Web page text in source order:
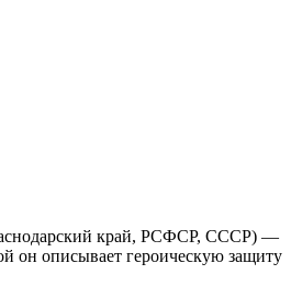
край, РСФСР, СССР) —
он описывает героическую защиту